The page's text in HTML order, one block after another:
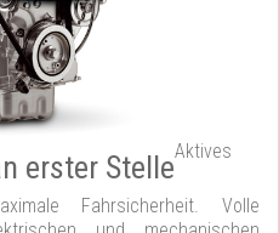
erster StelleAktives
Fahrsicherheit. Volle